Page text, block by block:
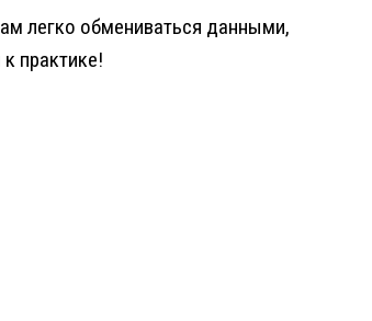
легко обмениваться данными,
практике!